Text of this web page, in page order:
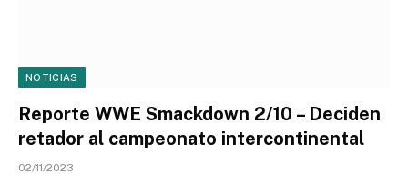
NOTICIAS
Reporte WWE Smackdown 2/10 – Deciden
retador al campeonato intercontinental
02/11/2023